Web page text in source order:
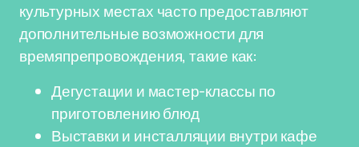
культурных местах часто предоставляют
дополнительные возможности для
времяпрепровождения, такие как:
Дегустации и мастер-классы по
приготовлению блюд
Выставки и инсталляции внутри кафе